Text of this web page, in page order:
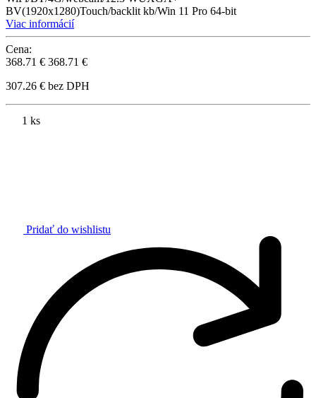
BV(1920x1280)Touch/backlit kb/Win 11 Pro 64-bit
Viac informácií
Cena:
368.71 € 368.71 €
307.26 € bez DPH
1 ks
Pridať do wishlistu